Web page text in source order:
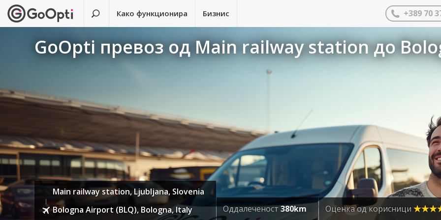
Како функционира Бизнис +389 70
GoOpti превоз од Main railway station до
Main railway station, Ljubljana, Slovenia
Bologna Airport (BLQ), Bologna, Italy
Оддалеченост380km Оценка од корисници